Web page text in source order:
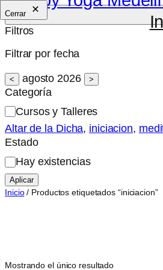
Cerrar
Filtros
Filtrar por fecha
< agosto 2026 >
Categoría
Categoría
Cursos y Talleres
Altar de la Dicha, iniciacion,
Estado
Estado
Hay existencias
Aplicar
Inicio/ Productos etiquetados “iniciacion”
Mostrando el único resultado